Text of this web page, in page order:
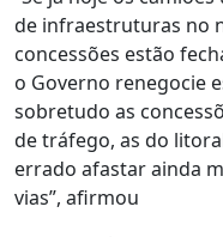
de infraestruturas no
concessões estão
o Governo renegocie
sobretudo as
de tráfego, as do
errado afastar ainda
vias”, afirmou